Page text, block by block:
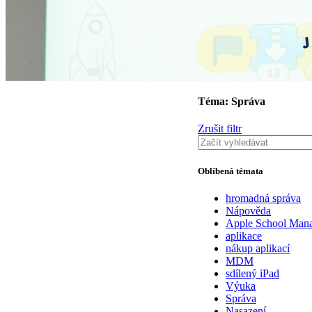
Téma: Správa
Zrušit filtr
Oblíbená témata
hromadná správa
Nápověda
Apple School
aplikace
nákup aplikací
MDM
sdílený iPad
Výuka
Správa